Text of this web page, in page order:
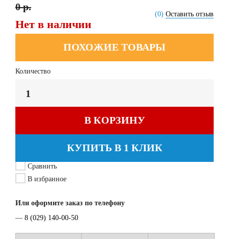
(0) Оставить отзыв
0 р.
Нет в наличии
ПОХОЖИЕ ТОВАРЫ
Количество
В КОРЗИНУ
КУПИТЬ В 1 КЛИК
Сравнить
В избранное
Или оформите заказ по телефону
— 8 (029) 140-00-50